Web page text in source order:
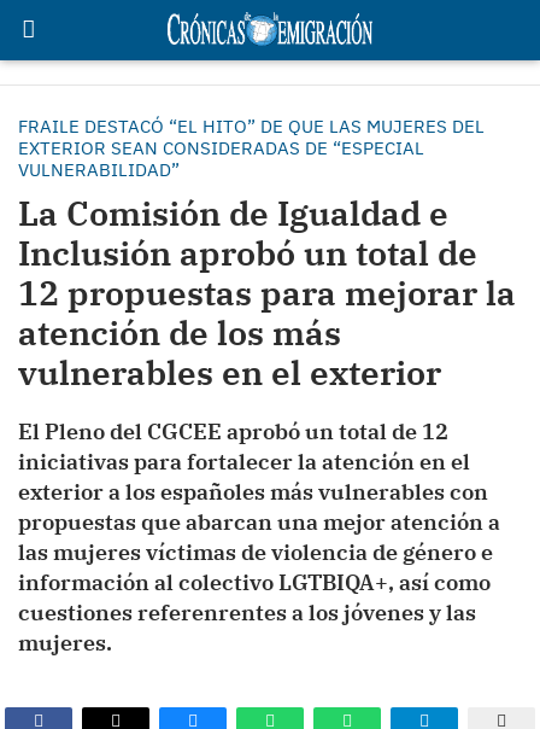
FRAILE DESTACÓ “EL HITO” DE QUE LAS MUJERES DEL
EXTERIOR SEAN CONSIDERADAS DE “ESPECIAL
VULNERABILIDAD”
La Comisión de Igualdad e
Inclusión aprobó un total de
12 propuestas para mejorar la
atención de los más
vulnerables en el exterior
El Pleno del CGCEE aprobó un total de 12
iniciativas para fortalecer la atención en el
exterior a los españoles más vulnerables con
propuestas que abarcan una mejor atención a
las mujeres víctimas de violencia de género e
información al colectivo LGTBIQA+, así como
cuestiones referenrentes a los jóvenes y las
mujeres.